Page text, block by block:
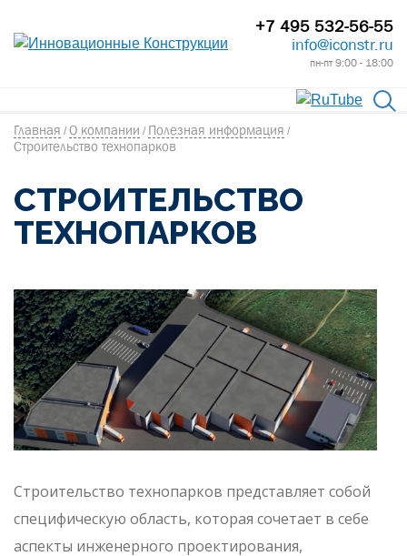
+7 495 532-56-55
info@iconstr.ru
пн-пт 9:00 - 18:00
Главная / О компании / Полезная информация /
Строительство технопарков
СТРОИТЕЛЬСТВО
ТЕХНОПАРКОВ
Строительство технопарков представляет собой
специфическую область, которая сочетает в себе
аспекты инженерного проектирования,